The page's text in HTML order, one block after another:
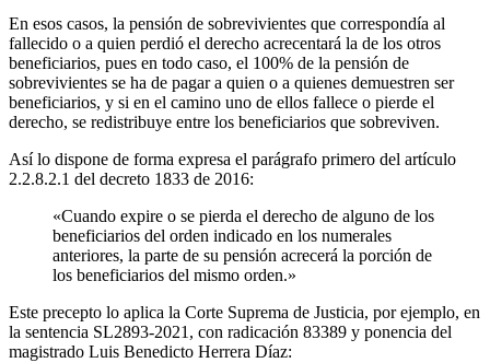
En esos casos, la pensión de sobrevivientes que correspondía al
fallecido o a quien perdió el derecho acrecentará la de los otros
beneficiarios, pues en todo caso, el 100% de la pensión de
sobrevivientes se ha de pagar a quien o a quienes demuestren ser
beneficiarios, y si en el camino uno de ellos fallece o pierde el
derecho, se redistribuye entre los beneficiarios que sobreviven.
Así lo dispone de forma expresa el parágrafo primero del artículo
2.2.8.2.1 del decreto 1833 de 2016:
«Cuando expire o se pierda el derecho de alguno de los
beneficiarios del orden indicado en los numerales
anteriores, la parte de su pensión acrecerá la porción de
los beneficiarios del mismo orden.»
Este precepto lo aplica la Corte Suprema de Justicia, por ejemplo, en
la sentencia SL2893-2021, con radicación 83389 y ponencia del
magistrado Luis Benedicto Herrera Díaz: